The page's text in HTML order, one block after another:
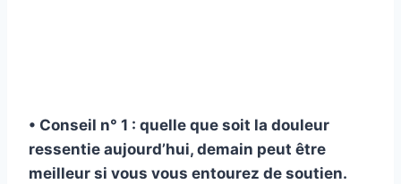
• Conseil n° 1 : quelle que soit la douleur
ressentie aujourd’hui, demain peut être
meilleur si vous vous entourez de soutien.